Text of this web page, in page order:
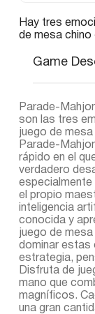
Hay tres
de mesa chino
Game
Parade-
son las tres
juego de
Parade-
rápido en el
verdadero
el propio
inteligencia
conocida y
juego de
dominar estas
estrategia,
Disfruta de
mano que
magníficos.
una gran